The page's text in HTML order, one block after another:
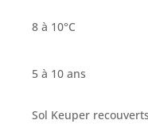
8 à 10°C
5 à 10 ans
Sol Keuper